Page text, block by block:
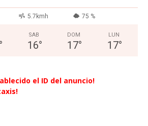
5.7kmh 75 %
°
SAB
16°
DOM
17°
LUN
17°
el ID del anuncio!